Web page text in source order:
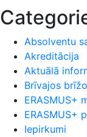
Absolventu
Akreditācija
Aktuālā
Brīvajos
ERASMUS+
ERASMUS+
Iepirkumi